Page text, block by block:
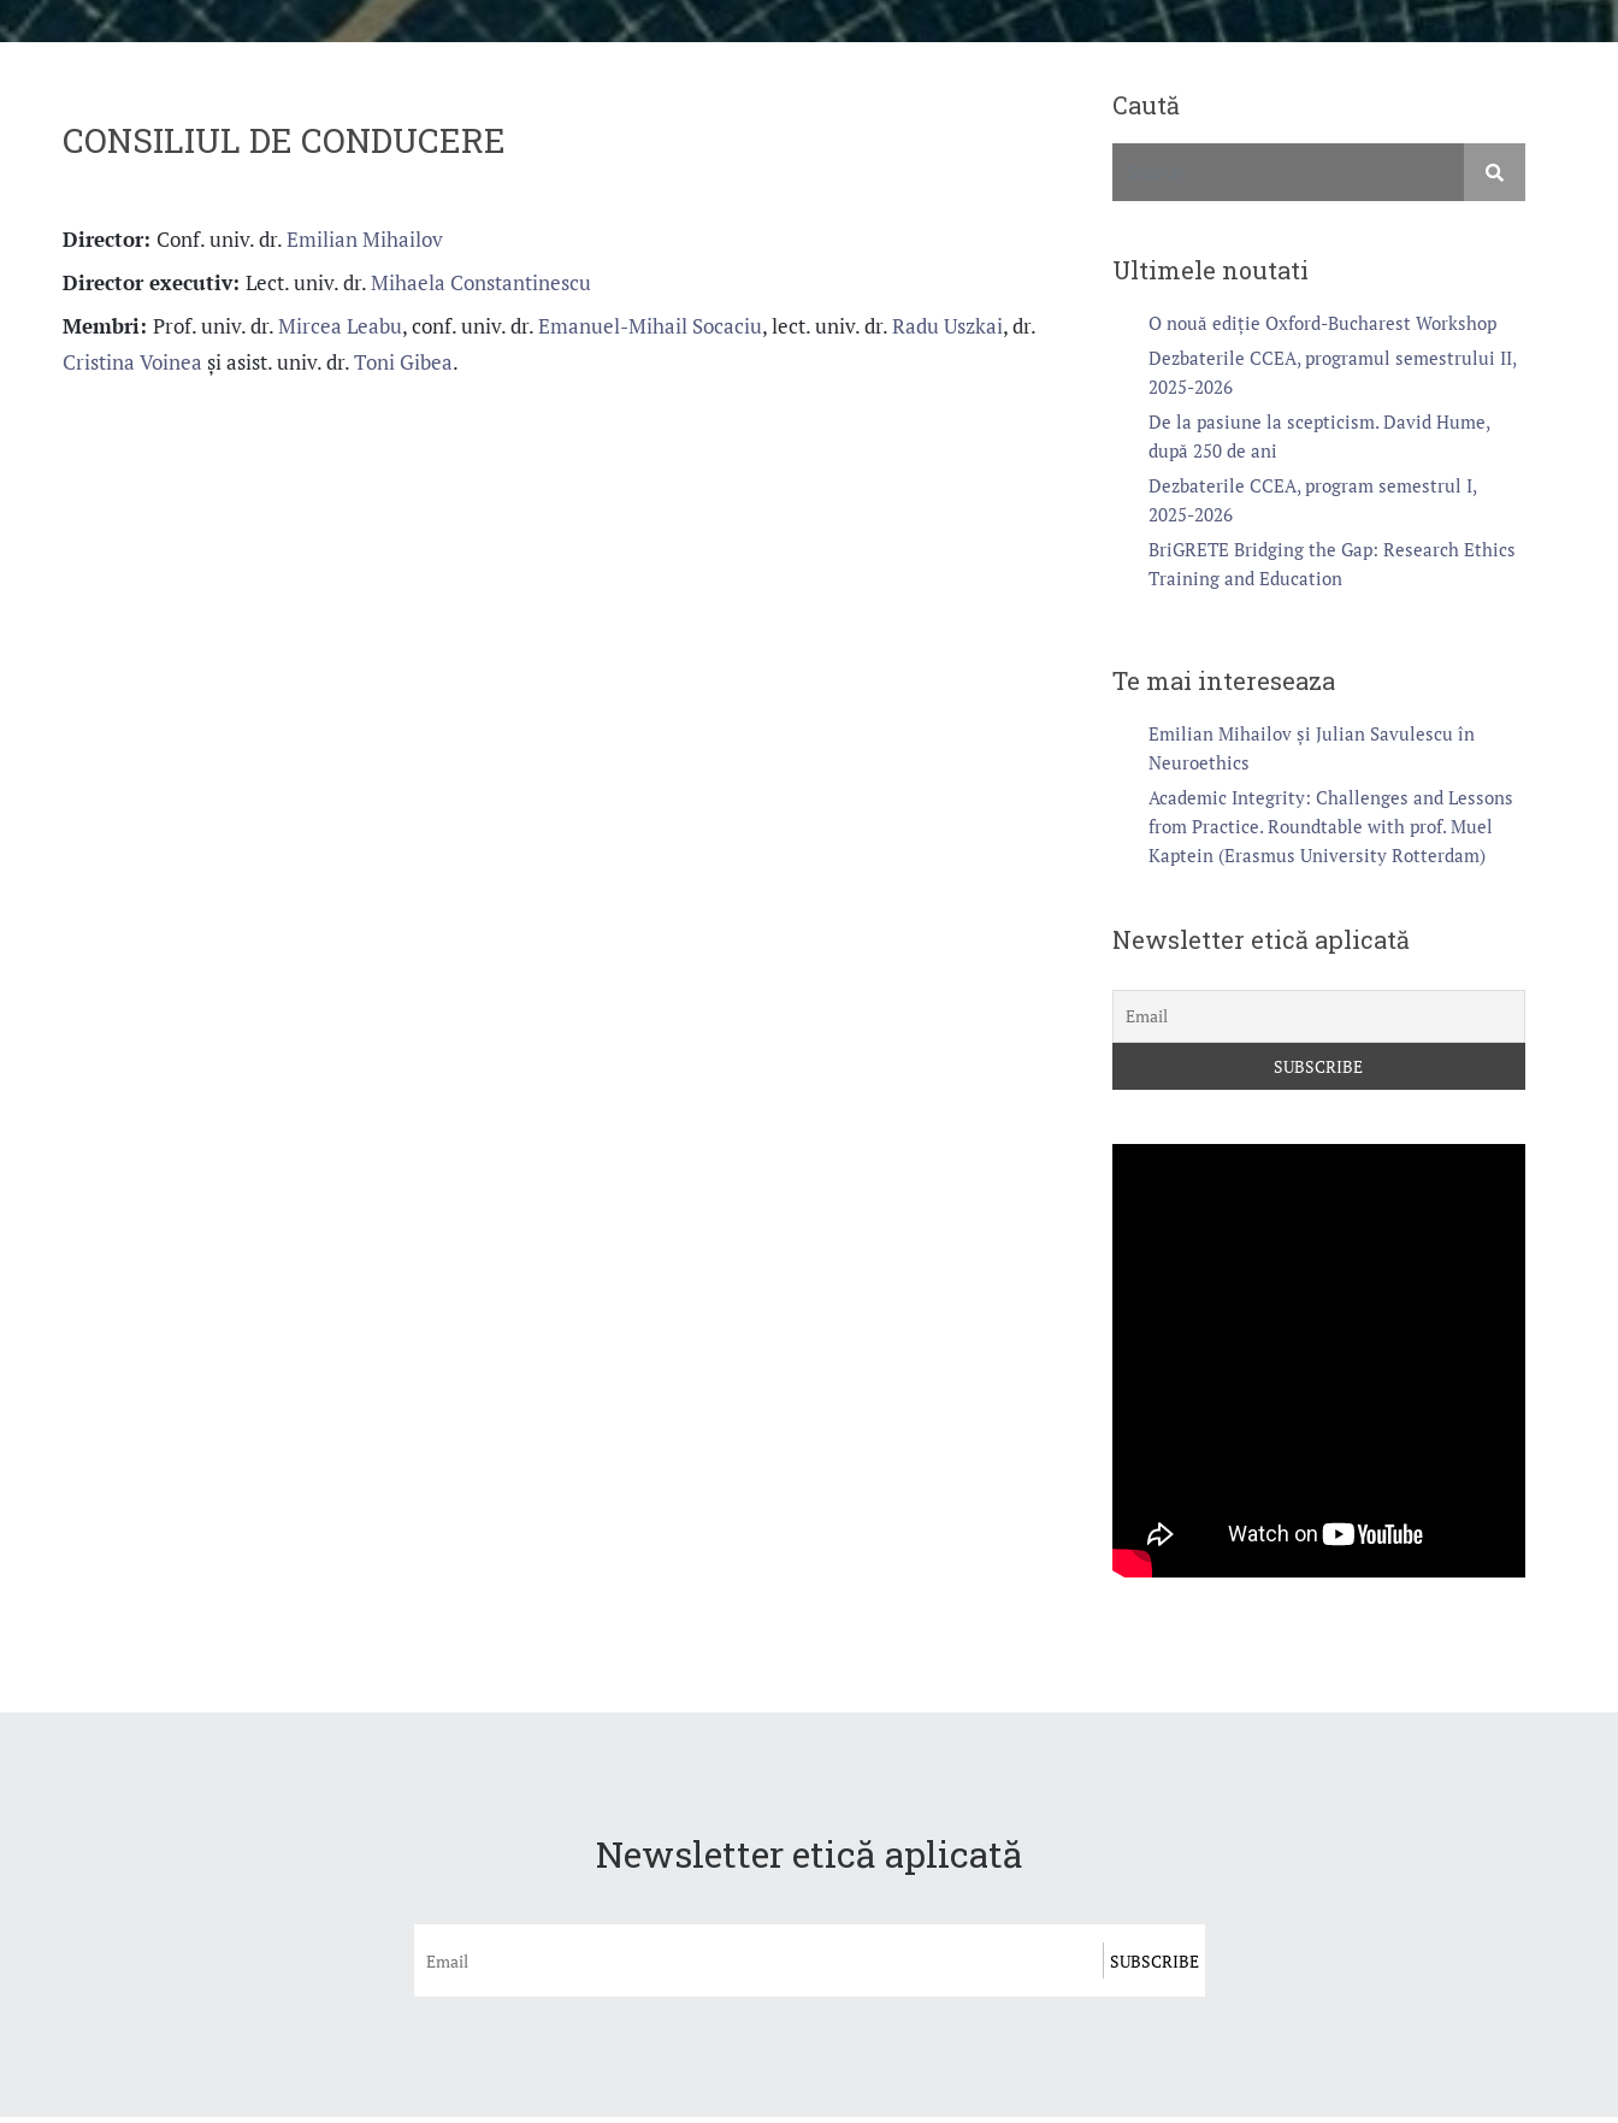
CONSILIUL DE CONDUCERE
Director: Conf. univ. dr.Emilian Mihailov
Director executiv: Lect. univ. dr.Mihaela Constantinescu
Membri: Prof. univ. dr.Mircea Leabu, conf. univ. dr.Emanuel-Mihail Socaciu, lect. univ. dr.Radu Uszkai, dr.
Cristina Voinea și asist. univ. dr.Toni Gibea.
Caută
Ultimele noutati
O nouă ediție Oxford-Bucharest Workshop
Dezbaterile CCEA, programul semestrului II,
2025-2026
De la pasiune la scepticism. David Hume,
după 250 de ani
Dezbaterile CCEA, program semestrul I,
2025-2026
BriGRETE Bridging the Gap: Research Ethics
Training and Education
Te mai intereseaza
Emilian Mihailov și Julian Savulescu în
Neuroethics
Academic Integrity: Challenges and Lessons
from Practice. Roundtable with prof. Muel
Kaptein (Erasmus University Rotterdam)
Newsletter etică aplicată
Newsletter etică aplicată